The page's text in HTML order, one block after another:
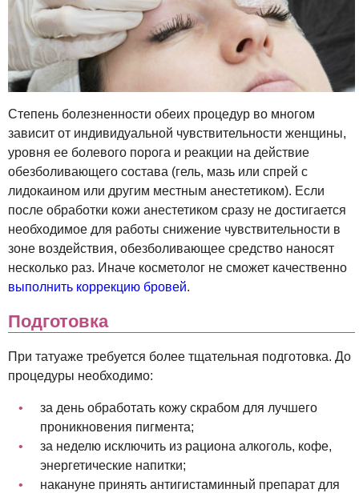
Степень болезненности обеих процедур во многом
зависит от индивидуальной чувствительности женщины,
уровня ее болевого порога и реакции на действие
обезболивающего состава (гель, мазь или спрей с
лидокаином или другим местным анестетиком). Если
после обработки кожи анестетиком сразу не достигается
необходимое для работы снижение чувствительности в
зоне воздействия, обезболивающее средство наносят
несколько раз. Иначе косметолог не сможет качественно
выполнить коррекцию бровей.
Подготовка
При татуаже требуется более тщательная подготовка. До
процедуры необходимо:
за день обработать кожу скрабом для лучшего
проникновения пигмента;
за неделю исключить из рациона алкоголь, кофе,
энергетические напитки;
накануне принять антигистаминный препарат для